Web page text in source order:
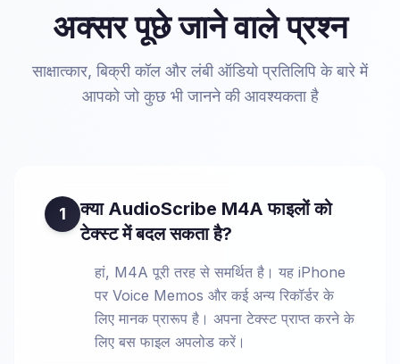
अक्सर पूछे जाने वाले प्रश्न
साक्षात्कार, बिक्री कॉल और लंबी ऑडियो प्रतिलिपि के बारे में
आपको जो कुछ भी जानने की आवश्यकता है
1
क्या AudioScribe M4A फाइलों को
टेक्स्ट में बदल सकता है?
हां, M4A पूरी तरह से समर्थित है। यह iPhone
पर Voice Memos और कई अन्य रिकॉर्डर के
लिए मानक प्रारूप है। अपना टेक्स्ट प्राप्त करने के
लिए बस फाइल अपलोड करें।